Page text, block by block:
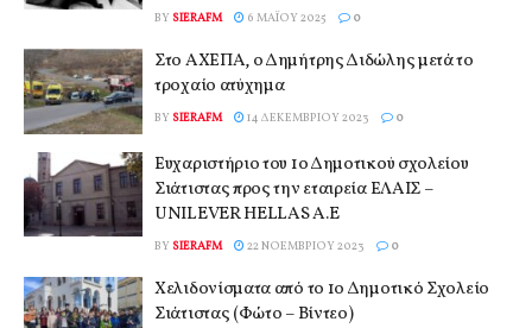
BY SIERAFM 6 ΜΑΪ́ΟΥ 2025 0
Στο ΑΧΕΠΑ, ο Δημήτρης Διδώλης μετά το
τροχαίο ατύχημα
BY SIERAFM 14 ΔΕΚΕΜΒΡΊΟΥ 2023 0
Ευχαριστήριο του 1ο Δημοτικού σχολείου
Σιάτιστας προς την εταιρεία ΕΛΑΙΣ –
UNILEVER HELLAS A.E
BY SIERAFM 22 ΝΟΕΜΒΡΊΟΥ 2023 0
Χελιδονίσματα από το 1ο Δημοτικό Σχολείο
Σιάτιστας (Φώτο – Βίντεο)